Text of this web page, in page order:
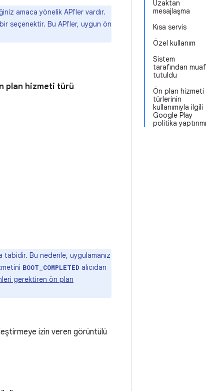
Uzaktan
mesajlaşma
Kısa servis
Özel kullanım
Sistem
tarafından muaf
tutuldu
Ön plan hizmeti
türlerinin
kullanımıyla ilgili
Google Play
politika yaptırımı
amaca yönelik API'ler vardır.
seçenektir. Bu API'ler, uygun ön
plan hizmeti türü
tabidir. Bu nedenle, uygulamanız
BOOT_COMPLETED alıcıdan
gerektiren ön plan
izin veren görüntülü